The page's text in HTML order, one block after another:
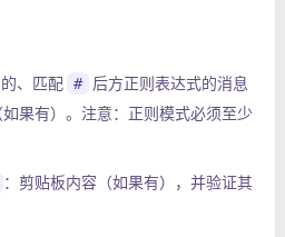
、匹配 #
后方正则表达式的消息
果有）。注意：正则模式必须至少
：剪贴板内容（如果有），并验证其